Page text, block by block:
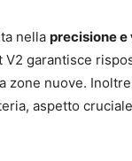
nella precisione
V2 garantisce
zone nuove.
aspetto